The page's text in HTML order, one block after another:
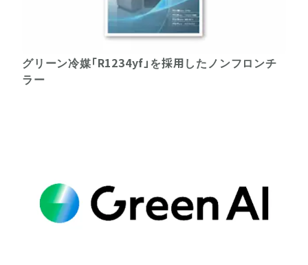
グリーン冷媒「R1234yf」を採用したノンフロンチ
ラー